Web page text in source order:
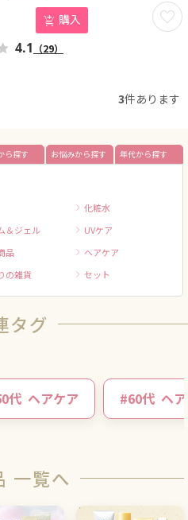
お気
購入
4.1 （29）
3件あります
ら探す お悩みから探す 年代から探す
化粧水
＆ジェル
UVケア
品
ヘアケア
の雑貨 セット
タグ
代 ヘアケア #60代 ヘ
一覧へ